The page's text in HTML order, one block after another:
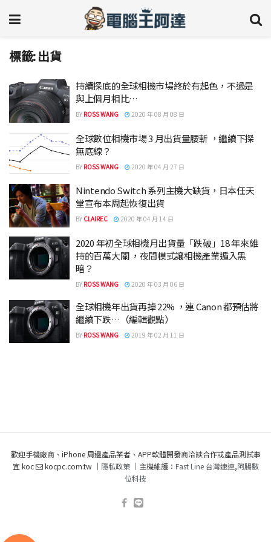
標籤:出貨
持續探底的全球相機市場終於有起色，不過是
與上個月相比…
BY ROSS WANG 2020 年 08 月 08 日
全球數位相機市場 3 月出貨量腰斬 ，繼續下探
無底線？
BY ROSS WANG 2020 年 04 月 27 日
Nintendo Switch 系列主機大缺貨，日本任天
堂宣布本周起恢復出貨
BY CLAIREC 2020 年 04 月 14 日
2020 年初全球相機月出貨量「跌破」18 年來維
持的百萬大關 ，夜間模式讓相機產業遁入黑
暗？
BY ROSS WANG 2020 年 03 月 06 日
全球相機年出貨再掉 22% ，連 Canon 都預估將
繼續下跌…（編輯觀點）
BY ROSS WANG 2019 年 02 月 11 日
歡迎手機廠商、iPhone 周邊產品業者、APP軟體開發商洽談合作或產品測試事
宜 koc
kocpc.com.tw ｜ 隱私政策｜主機維護： Fast Line 台灣速連,阿腸數
位科技